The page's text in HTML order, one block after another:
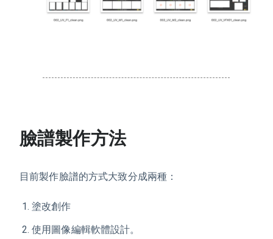
臉譜製作方法
目前製作臉譜的方式大致分成兩種：
塗改創作
使用圖像編輯軟體設計。